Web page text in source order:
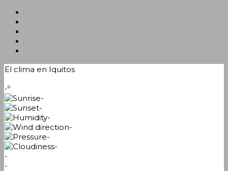
El clima en Iquitos
-º
-
-
-
-
-
-
-
-